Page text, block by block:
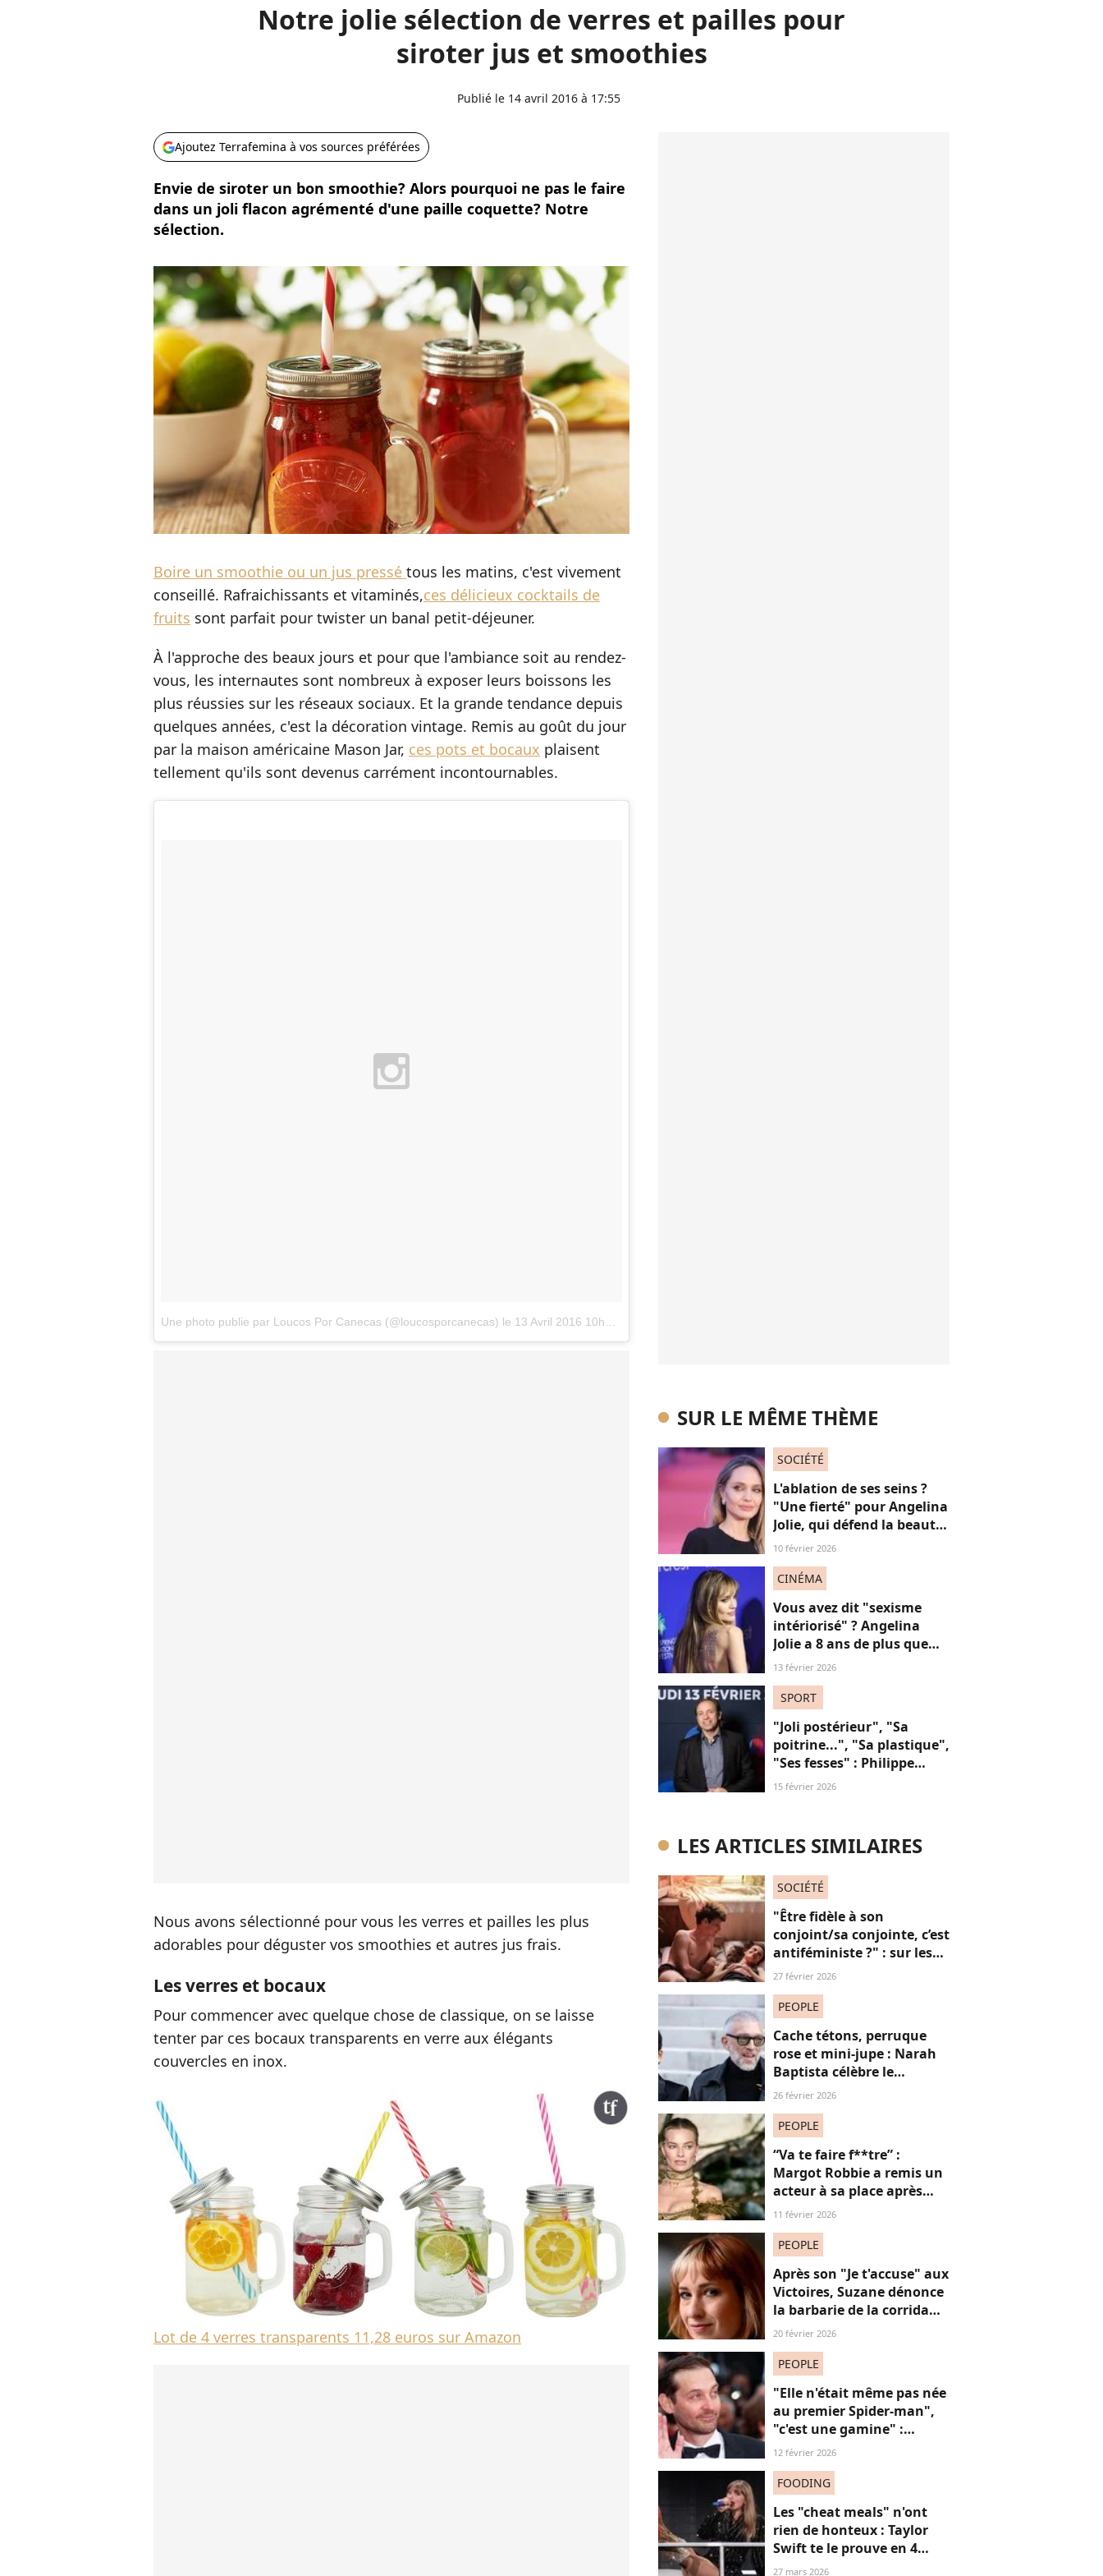
Notre jolie sélection de verres et pailles pour
siroter jus et smoothies
Publié le 14 avril 2016 à 17:55
Ajoutez Terrafemina à vos sources préférées
Envie de siroter un bon smoothie? Alors pourquoi ne pas le faire
dans un joli flacon agrémenté d'une paille coquette? Notre
sélection.
Boire un smoothie ou un jus pressé tous les matins, c'est vivement
conseillé. Rafraichissants et vitaminés,ces délicieux cocktails de
fruits sont parfait pour twister un banal petit-déjeuner.
À l'approche des beaux jours et pour que l'ambiance soit au rendez-
vous, les internautes sont nombreux à exposer leurs boissons les
plus réussies sur les réseaux sociaux. Et la grande tendance depuis
quelques années, c'est la décoration vintage. Remis au goût du jour
par la maison américaine Mason Jar, ces pots et bocaux plaisent
tellement qu'ils sont devenus carrément incontournables.
Une photo publie par Loucos Por Canecas (@loucosporcanecas) le 13 Avril 2016 10h01 PDT
Nous avons sélectionné pour vous les verres et pailles les plus
adorables pour déguster vos smoothies et autres jus frais.
Les verres et bocaux
Pour commencer avec quelque chose de classique, on se laisse
tenter par ces bocaux transparents en verre aux élégants
couvercles en inox.
Lot de 4 verres transparents 11,28 euros sur Amazon
SUR LE MÊME THÈME
SOCIÉTÉ
L'ablation de ses seins ?
"Une fierté" pour Angelina
Jolie, qui défend la beauté
de ses "cicatrices"
10 février 2026
CINÉMA
Vous avez dit "sexisme
intériorisé" ? Angelina
Jolie a 8 ans de plus que
Louis Garrel, son
rouges, et ça dérange... les
13 février 2026
SPORT
"Joli postérieur", "Sa
poitrine...", "Sa plastique",
"Ses fesses" : Philippe
Candeloro, victime de la
15 février 2026
LES ARTICLES SIMILAIRES
SOCIÉTÉ
"Être fidèle à son
conjoint/sa conjointe, c’est
antiféministe ?" : sur les
réseaux sociaux, cette
27 février 2026
PEOPLE
Cache tétons, perruque
rose et mini-jupe : Narah
Baptista célèbre le
carnaval de Rio avec son
de 30 ans son aîné
26 février 2026
PEOPLE
“Va te faire f**tre” :
Margot Robbie a remis un
acteur à sa place après
qu’il lui a conseillé de
11 février 2026
PEOPLE
Après son "Je t'accuse" aux
Victoires, Suzane dénonce
la barbarie de la corrida
avec cette reprise iconique
20 février 2026
PEOPLE
"Elle n'était même pas née
au premier Spider-man",
"c'est une gamine" :
l'apparition de cet acteur
ans de moins que lui
12 février 2026
FOODING
Les "cheat meals" n'ont
rien de honteux : Taylor
Swift te le prouve en 4
points, et tu ferais mieux
27 mars 2026